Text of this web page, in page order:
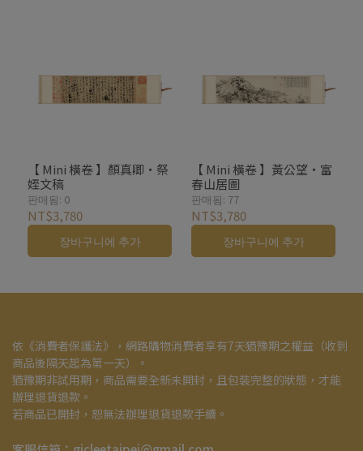
【 Mini 橫卷 】顏真卿・祭
姪文稿
판매됨: 0
NT$3,780
장바구니에 추가
【 Mini 橫卷 】黃公望・富
春山居圖
판매됨: 77
NT$3,780
장바구니에 추가
依《消費者保護法》，網路購物消費者享有7天猶豫期之權益（收到
商品後隔天起為第一天）。
猶豫期非試用期，商品需要全新未開封，且包裝完整的狀態，才能
辦理退貨退款。
若商品已開封，恕無法辦理退貨退款手續。